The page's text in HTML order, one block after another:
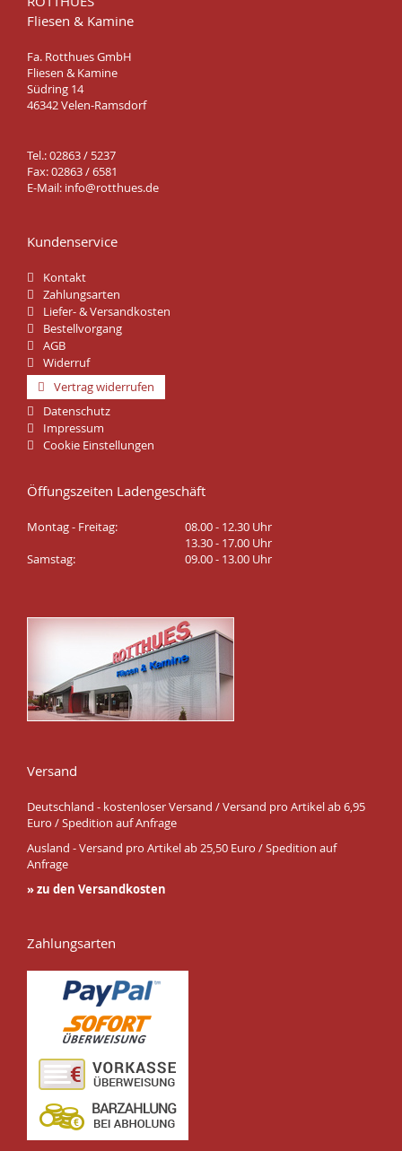
Fliesen & Kamine
Fa. Rotthues GmbH
Fliesen & Kamine
Südring 14
46342 Velen-Ramsdorf
Tel.: 02863 / 5237
Fax: 02863 / 6581
E-Mail: info@rotthues.de
Kundenservice
Kontakt
Zahlungsarten
Liefer- & Versandkosten
Bestellvorgang
AGB
Widerruf
Vertrag widerrufen
Datenschutz
Impressum
Cookie Einstellungen
Öffungszeiten Ladengeschäft
Montag - Freitag:
08.00 - 12.30 Uhr
13.30 - 17.00 Uhr
Samstag:
09.00 - 13.00 Uhr
Versand
Deutschland - kostenloser Versand / Versand pro Artikel ab 6,95
Euro / Spedition auf Anfrage
Ausland - Versand pro Artikel ab 25,50 Euro / Spedition auf
Anfrage
» zu den Versandkosten
Zahlungsarten